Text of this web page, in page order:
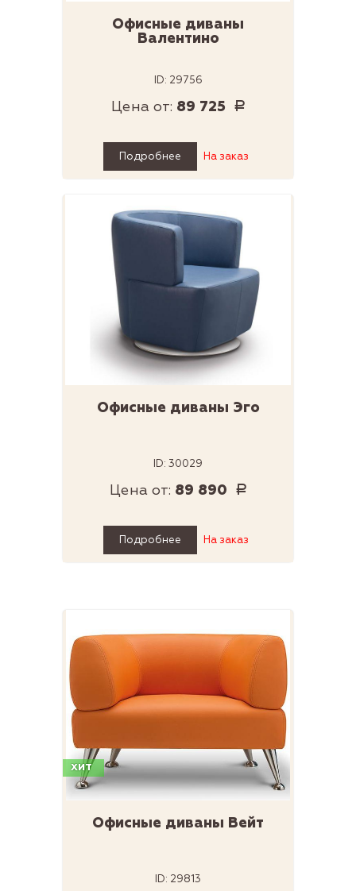
Офисные диваны
Валентино
ID: 29756
Цена от: 89 725 Р
Подробнее На заказ
Офисные диваны Эго
ID: 30029
Цена от: 89 890 Р
Подробнее На заказ
ХИТ
Офисные диваны Вейт
ID: 29813